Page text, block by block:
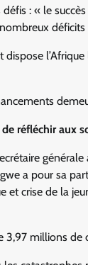
: « le
de réfléchir
a pour sa
et crise de la
3,97 millions